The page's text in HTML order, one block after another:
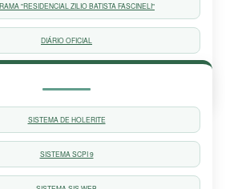
"RESIDENCIAL ZILIO BATISTA FASCINELI"
DIÁRIO OFICIAL
SISTEMA DE HOLERITE
SISTEMA SCPI 9